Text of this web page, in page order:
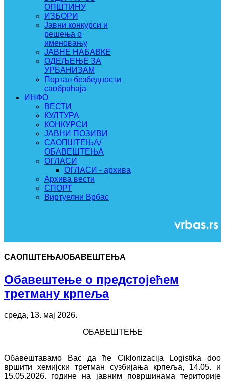
ОПШТИНУ
ИЗБОРИ
Јавни конкурси и
решења о
именовању
ЈАВНЕ НАБАВКЕ
ОДЕЉЕЊЕ ЗА
УРБАНИЗАМ
Портал безбедности
саобраћаја
ИНФО
ВЕСТИ
КУЛТУРА
КОНКУРСИ
ЈАВНИ ПОЗИВИ
САОПШТЕЊА/
ОБАВЕШТЕЊА
ОГЛАСИ
ОГЛАСИ - архива
Архива вести
СПОРТ
Виртуелни Врбас
САОПШТЕЊА/ОБАВЕШТЕЊА
Обавештење о предстојећем
третману крпеља
среда, 13. мај 2026.
ОБАВЕШТЕЊЕ
Обавештавамо Вас да ће Ciklonizacija Logistika doo
вршити хемијски третман сузбијања крпеља, 14.05. и
15.05.2026. године на јавним површинама територије